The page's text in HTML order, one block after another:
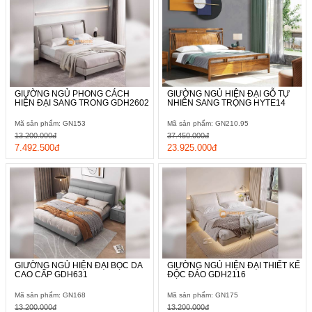
GIƯỜNG NGỦ PHONG CÁCH
HIỆN ĐẠI SANG TRONG GDH2602
Mã sản phẩm: GN153
7.492.500đ
13.200.000đ
GIƯỜNG NGỦ HIỆN ĐẠI GỖ TỰ
NHIÊN SANG TRỌNG HYTE14
Mã sản phẩm: GN210.95
23.925.000đ
37.450.000đ
GIƯỜNG NGỦ HIỆN ĐẠI BỌC DA
CAO CẤP GDH631
Mã sản phẩm: GN168
13.200.000đ
GIƯỜNG NGỦ HIỆN ĐẠI THIẾT KẾ
ĐỘC ĐÁO GDH2116
Mã sản phẩm: GN175
13.200.000đ